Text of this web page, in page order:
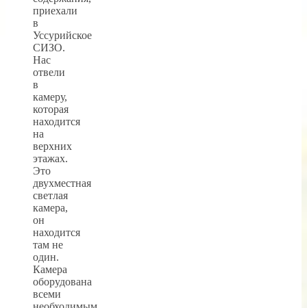
приехали
в
Уссурийское
СИЗО.
Нас
отвели
в
камеру,
которая
находится
на
верхних
этажах.
Это
двухместная
светлая
камера,
он
находится
там не
один.
Камера
оборудована
всеми